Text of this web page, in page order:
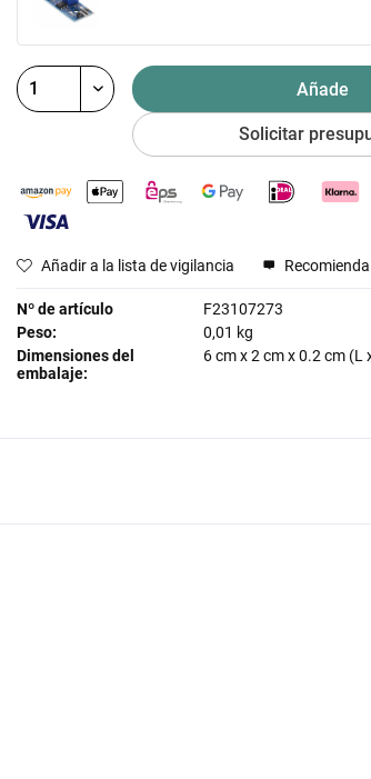
Añade
Solicitar
Añadir a la lista de vigilancia Recomienda
Nº de artículo
F23107273
Peso:
0,01 kg
Dimensiones del
embalaje:
6 cmx2 cmx0.2 cm (L